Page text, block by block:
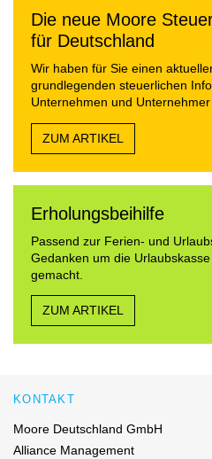
Die neue Moore
für Deutschland
Wir haben für Sie einen
grundlegenden steuerlichen
Unternehmen und Unternehmer
ZUM ARTIKEL
Erholungsbeihilfe
Passend zur Ferien- und
Gedanken um die
gemacht.
ZUM ARTIKEL
KONTAKT
Moore Deutschland GmbH
Alliance Management